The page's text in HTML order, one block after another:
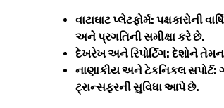
વાટાઘાટ પ્લેટફોર્મ: પક્ષકારોની
અને પ્રગતિની સમીક્ષા કરે છે.
દેખરેખ અને રિપોર્ટિંગ: દેશોને
નાણાકીય અને ટેકનિકલ સપોર્ટ:
ટ્રાન્સફરની સુવિધા આપે છે.